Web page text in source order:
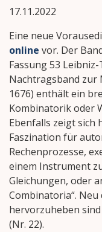
17.11.2022
Eine neue
online vor. Der
Fassung 53
Nachtragsband zur
1676) enthält ein
Kombinatorik oder
Ebenfalls zeigt sich
Faszination für
Rechenprozesse,
einem Instrument
Gleichungen, oder
Combinatoria“.
hervorzuheben
(Nr. 22).